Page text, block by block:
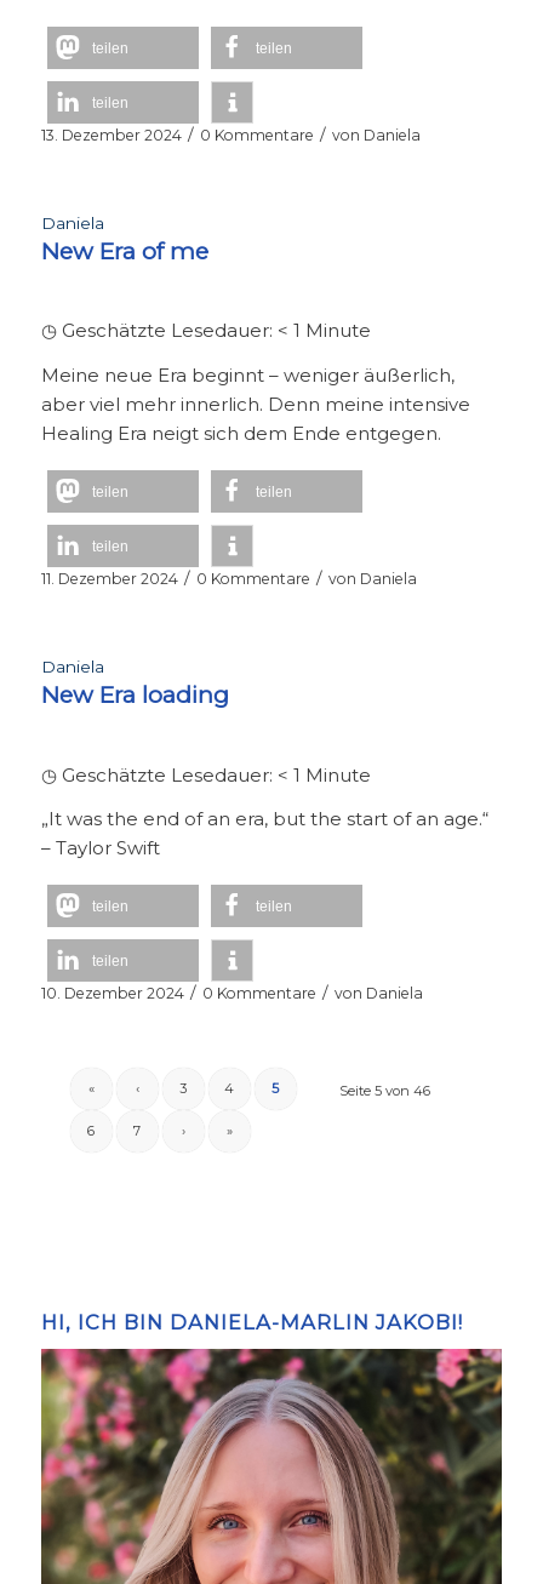
teilen teilen
teilen
13. Dezember 2024 / 0 Kommentare / von Daniela
Daniela
New Era of me
◷ Geschätzte Lesedauer: < 1 Minute
Meine neue Era beginnt – weniger äußerlich,
aber viel mehr innerlich. Denn meine intensive
Healing Era neigt sich dem Ende entgegen.
teilen teilen
teilen
11. Dezember 2024 / 0 Kommentare / von Daniela
Daniela
New Era loading
◷ Geschätzte Lesedauer: < 1 Minute
„It was the end of an era, but the start of an age.“
– Taylor Swift
teilen teilen
teilen
10. Dezember 2024 / 0 Kommentare / von Daniela
Seite 5 von 46
« ‹ 3 4 5
6 7 › »
HI, ICH BIN DANIELA-MARLIN JAKOBI!